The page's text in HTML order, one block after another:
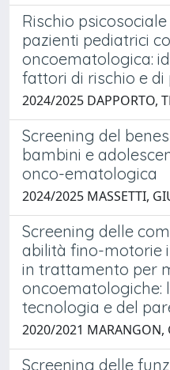
Rischio
pazienti pediatrici
oncoematologica:
fattori di rischio e di
2024/2025 DAPPORTO,
Screening del
bambini e
onco-ematologica
2024/2025 MASSETTI,
Screening delle
abilità fino-motorie
in trattamento per
oncoematologiche:
tecnologia e del
2020/2021 MARANGON,
Screening delle